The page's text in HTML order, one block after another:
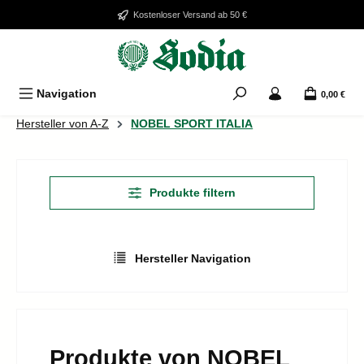
Zum Hauptinhalt springenKostenloser Versand ab 50 €
Navigation 0,00 €
Hersteller von A-Z NOBEL SPORT ITALIA
Produkte filtern
Hersteller Navigation
Produkte von NOBEL